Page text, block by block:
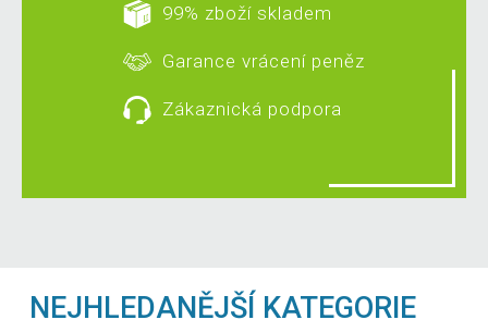
99% zboží skladem
Garance vrácení peněz
Zákaznická podpora
NEJHLEDANĚJŠÍ KATEGORIE